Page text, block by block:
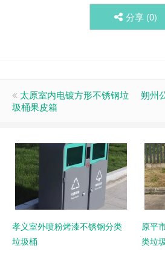
分享 (0)
太原室内电镀方形不锈钢垃
圾桶果皮箱
朔州
孝义室外喷粉烤漆不锈钢分类
垃圾桶
原平
类垃